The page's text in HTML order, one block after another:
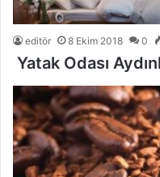
editör 8 Ekim 2018 0
Yatak Odası